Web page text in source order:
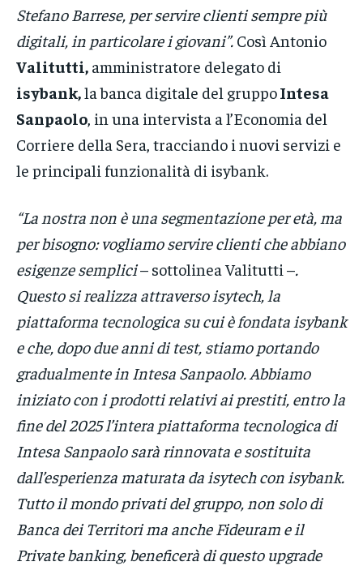
Stefano Barrese, per servire clienti sempre più
digitali, in particolare i giovani”. Così Antonio
Valitutti, amministratore delegato di
isybank,la banca digitale del gruppoIntesa
Sanpaolo, in una intervista a l’Economia del
Corriere della Sera, tracciando i nuovi servizi e
le principali funzionalità di isybank.
“La nostra non è una segmentazione per età, ma
per bisogno: vogliamo servire clienti che abbiano
esigenze semplici– sottolinea Valitutti –.
Questo si realizza attraverso isytech, la
piattaforma tecnologica su cui è fondata isybank
e che, dopo due anni di test, stiamo portando
gradualmente in Intesa Sanpaolo. Abbiamo
iniziato con i prodotti relativi ai prestiti, entro la
fine del 2025 l’intera piattaforma tecnologica di
Intesa Sanpaolo sarà rinnovata e sostituita
dall’esperienza maturata da isytech con isybank.
Tutto il mondo privati del gruppo, non solo di
Banca dei Territori ma anche Fideuram e il
Private banking, beneficerà di questo upgrade